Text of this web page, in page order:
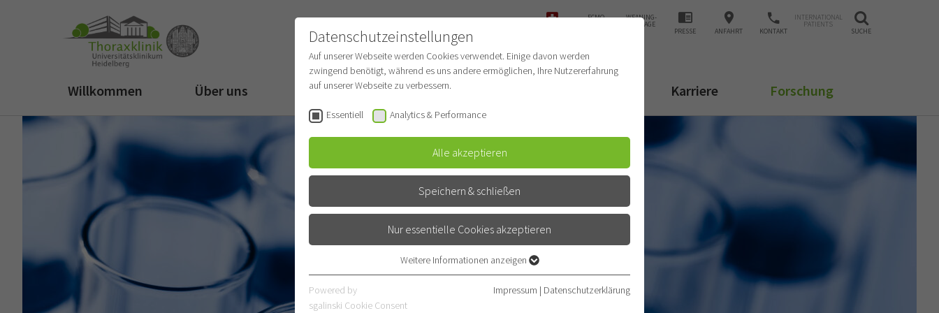
ECMO- WEANING-
ANFRAGE
PRESSE ANFAHRT KONTAKT
INTERNATIONAL
PATIENTS
SUCHE
Willkommen Über uns Für Patienten Für Ärzte Karriere Forschung
Datenschutzeinstellungen
Auf unserer Webseite werden Cookies verwendet. Einige davon werden
zwingend benötigt, während es uns andere ermöglichen, Ihre Nutzererfahrung
auf unserer Webseite zu verbessern.
Essentiell Analytics & Performance
Alle akzeptieren
Speichern & schließen
Nur essentielle Cookies akzeptieren
Essentielle Cookies werden für grundlegende Funktionen der Webseite
benötigt. Dadurch ist gewährleistet, dass die Webseite einwandfrei
Weitere Informationen anzeigen
Powered by
sgalinski Cookie Consent
Impressum | Datenschutzerklärung